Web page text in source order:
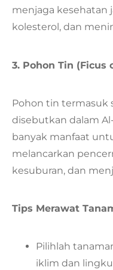
menjaga
kolesterol, dan
3. Pohon Tin (Ficus
Pohon tin termasuk
disebutkan dalam
banyak manfaat
melancarkan
kesuburan, dan
Tips Merawat
Pilihlah
iklim dan